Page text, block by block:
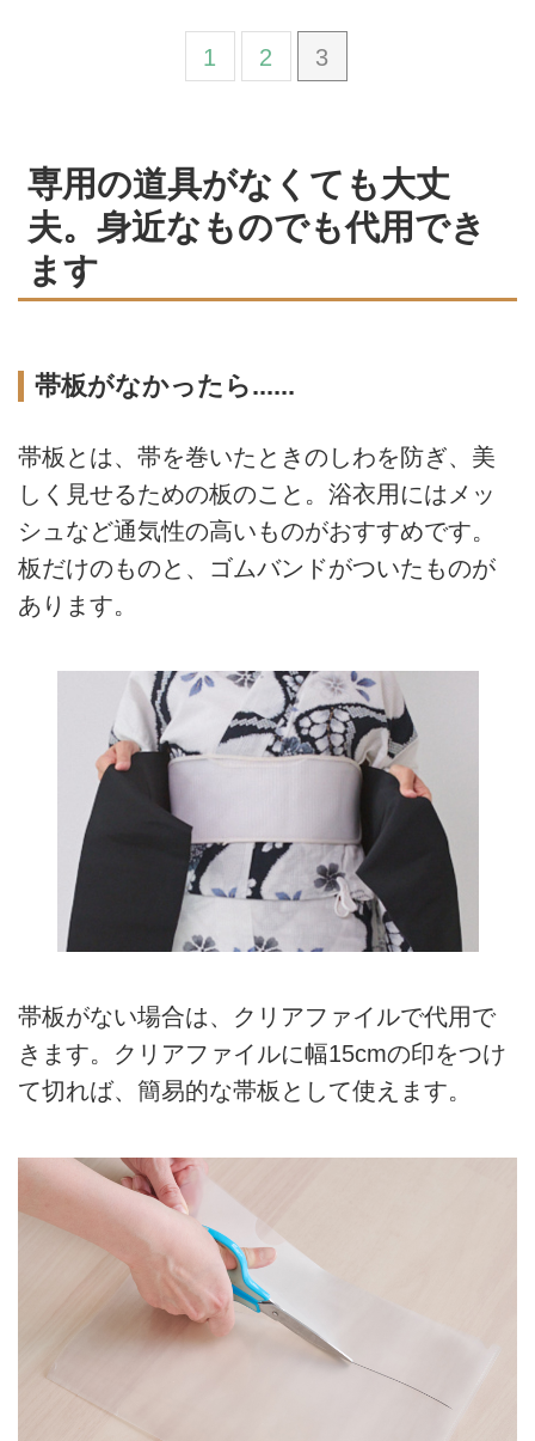
1 2 3
専用の道具がなくても大丈
夫。身近なものでも代用でき
ます
帯板がなかったら......
帯板とは、帯を巻いたときのしわを防ぎ、美
しく見せるための板のこと。浴衣用にはメッ
シュなど通気性の高いものがおすすめです。
板だけのものと、ゴムバンドがついたものが
あります。
帯板がない場合は、クリアファイルで代用で
きます。クリアファイルに幅15cmの印をつけ
て切れば、簡易的な帯板として使えます。